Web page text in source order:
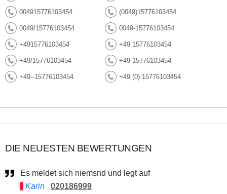
004915776103454 (0049)15776103454
0049/15776103454 0049-15776103454
+4915776103454 +49 15776103454
+49/15776103454 +49-15776103454
+49--15776103454 +49 (0) 15776103454
DIE NEUESTEN BEWERTUNGEN
Es meldet sich niemsnd und legt auf
Karin
020186999